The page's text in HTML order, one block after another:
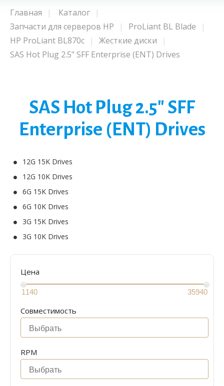
Главная
Каталог
Запчасти для серверов HP
ProLiant BL Blade
HP ProLiant BL870c
Жесткие диски
SAS Hot Plug 2.5" SFF Enterprise (ENT) Drives
SAS Hot Plug 2.5" SFF
Enterprise (ENT) Drives
12G 15K Drives
12G 10K Drives
6G 15K Drives
6G 10K Drives
3G 15K Drives
3G 10K Drives
Цена
Совместимость
RPM